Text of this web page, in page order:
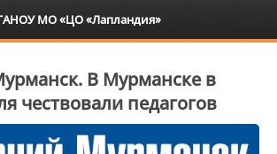
В Мурманске в
чествовали педагогов
МО «ЦО «Лапландия»